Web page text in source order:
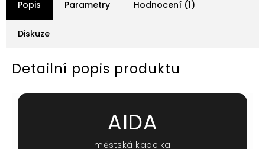
Popis Parametry Hodnocení (1)
Diskuze
Detailní popis produktu
AIDA
městská kabelka